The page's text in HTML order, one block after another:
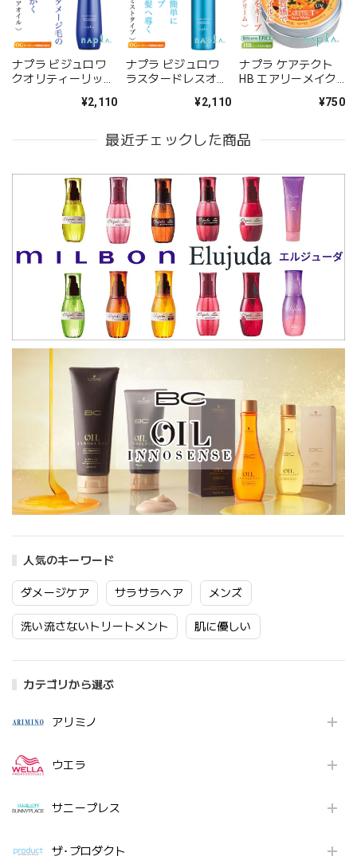
人気のキーワード
ダメージケア サラサラヘア メンズ
洗い流さないトリートメント 肌に優しい
カテゴリから選ぶ
アリミノ
ウエラ
サニープレス
ザ･プロダクト
ナプラ ビジュロワ
クオリティーリッチ
¥2,110
ナプラ ビジュロワ
ラスタードレスオイ
¥2,110
ナプラ ケアテクト
HB エアリーメイク
¥750
最近チェックした商品